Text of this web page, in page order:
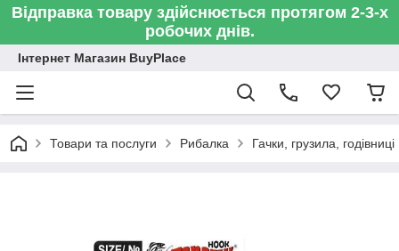
Відправка товару здійснюється протягом 2-3-х
робочих днів.
Інтернет Магазин BuyPlace
Товари та послуги Рибалка Гачки, грузила, годівниці